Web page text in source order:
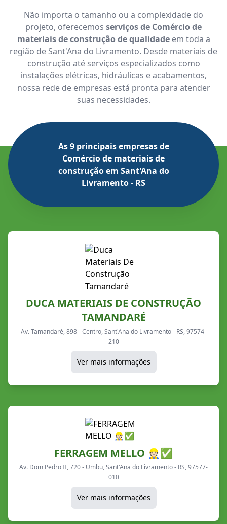
Não importa o tamanho ou a complexidade do
projeto, oferecemos serviços de Comércio de
materiais de construção de qualidadeem toda a
região de Sant'Ana do Livramento. Desde materiais de
construção até serviços especializados como
instalações elétricas, hidráulicas e acabamentos,
nossa rede de empresas está pronta para atender
suas necessidades.
As 9 principais empresas de
Comércio de materiais de
construção em Sant'Ana do
Livramento - RS
DUCA MATERIAIS DE CONSTRUÇÃO
TAMANDARÉ
Av. Tamandaré, 898 - Centro, Sant'Ana do Livramento - RS, 97574-
210
Ver mais informações
FERRAGEM MELLO 👷🏻✅
Av. Dom Pedro II, 720 - Umbu, Sant'Ana do Livramento - RS, 97577-
010
Ver mais informações